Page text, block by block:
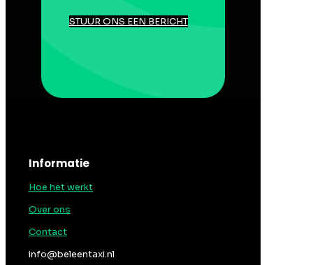
STUUR ONS EEN BERICHT
Informatie
Hoe het werkt
Over ons
Contact
info@beleentaxi.nl